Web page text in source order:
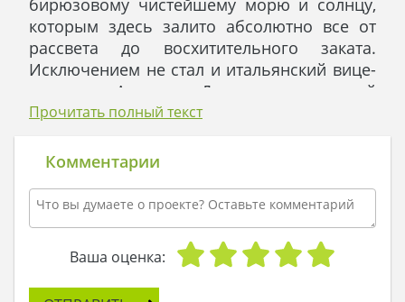
бирюзовому чистейшему морю и солнцу,
которым здесь залито абсолютно все от
рассвета до восхитительного заката.
Исключением не стал и итальянский вице-
премьер Антонио Дальмонте, который
настолько полюбил природу Крита, что
построенный по проекту 4М310.
Экстерьер дома выполнен в экостиле:
светлые стены объединены с дубовыми
панелями и контрастной черепицей, а с
балкона второго этажа открывается
захватывающий вид на лазурную
поверхность бездонного Средиземного
Прочитать полный текст
Комментарии
Ваша оценка: